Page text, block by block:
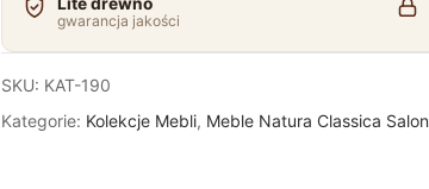
gwarancja jakości
SKU: KAT-190
Kategorie: Kolekcje Mebli, Meble Natura Classica Salon